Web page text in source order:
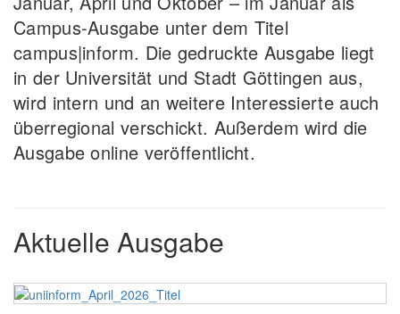
Campus-Ausgabe unter dem Titel
campus|inform. Die gedruckte Ausgabe liegt
in der Universität und Stadt Göttingen aus,
wird intern und an weitere Interessierte auch
überregional verschickt. Außerdem wird die
Ausgabe online veröffentlicht.
Aktuelle Ausgabe